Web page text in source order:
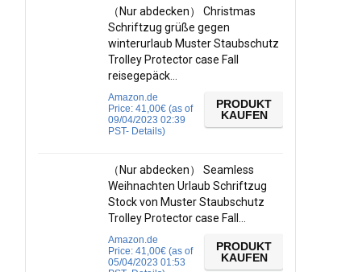
（Nur abdecken） Christmas
Schriftzug grüße gegen
winterurlaub Muster Staubschutz
Trolley Protector case Fall
reisegepäck…
Amazon.de
Price: 41,00€ (as of
09/04/2023 02:39
PST- Details)
PRODUKT
KAUFEN
（Nur abdecken） Seamless
Weihnachten Urlaub Schriftzug
Stock von Muster Staubschutz
Trolley Protector case Fall…
Amazon.de
Price: 41,00€ (as of
05/04/2023 01:53
PRODUKT
KAUFEN